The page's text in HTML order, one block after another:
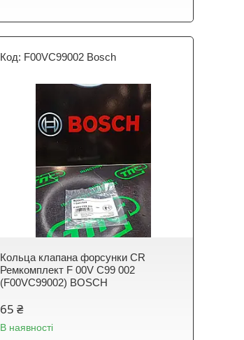
F00VC99002 Bosch
Кольца клапана форсунки CR
Ремкомплект F 00V C99 002
(F00VC99002) BOSCH
65 ₴
В наявності